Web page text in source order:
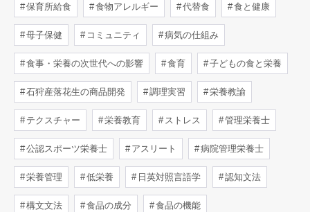
保育所給食 食物アレルギー 代替食 食と健康
母子保健 コミュニティ 病気の仕組み
食事・栄養の次世代への影響 食育 子どもの食と栄養
石狩産落花生の商品開発 調理実習 栄養教諭
テクスチャー 栄養教育 ストレス 管理栄養士
公認スポーツ栄養士 アスリート 病院管理栄養士
栄養管理 低栄養 日英対照言語学 認知文法
構文文法 食品の成分 食品の機能